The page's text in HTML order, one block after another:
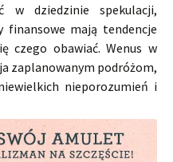
w dziedzinie spekulacji,
finansowe mają tendencje
czego obawiać. Wenus w
zaplanowanym podróżom,
nieporozumień i